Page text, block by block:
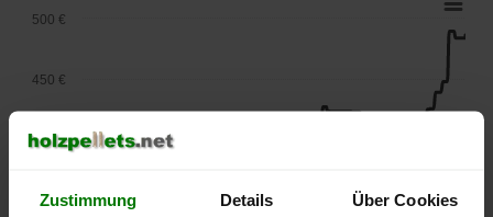
Zustimmung Details Über Cookies
350 €
400 €
450 €
500 €